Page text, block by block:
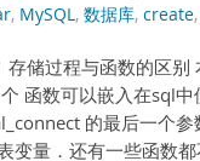
, MySQL, 数据库, create,
存储过程与函数的区
函数可以嵌入在sql
的最后一个参
变量．还有一些函数